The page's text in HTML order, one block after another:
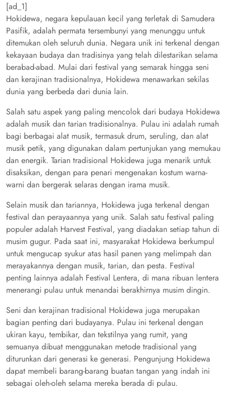
[ad_1]
Hokidewa, negara kepulauan kecil yang terletak di Samudera
Pasifik, adalah permata tersembunyi yang menunggu untuk
ditemukan oleh seluruh dunia. Negara unik ini terkenal dengan
kekayaan budaya dan tradisinya yang telah dilestarikan selama
berabad-abad. Mulai dari festival yang semarak hingga seni
dan kerajinan tradisionalnya, Hokidewa menawarkan sekilas
dunia yang berbeda dari dunia lain.
Salah satu aspek yang paling mencolok dari budaya Hokidewa
adalah musik dan tarian tradisionalnya. Pulau ini adalah rumah
bagi berbagai alat musik, termasuk drum, seruling, dan alat
musik petik, yang digunakan dalam pertunjukan yang memukau
dan energik. Tarian tradisional Hokidewa juga menarik untuk
disaksikan, dengan para penari mengenakan kostum warna-
warni dan bergerak selaras dengan irama musik.
Selain musik dan tariannya, Hokidewa juga terkenal dengan
festival dan perayaannya yang unik. Salah satu festival paling
populer adalah Harvest Festival, yang diadakan setiap tahun di
musim gugur. Pada saat ini, masyarakat Hokidewa berkumpul
untuk mengucap syukur atas hasil panen yang melimpah dan
merayakannya dengan musik, tarian, dan pesta. Festival
penting lainnya adalah Festival Lentera, di mana ribuan lentera
menerangi pulau untuk menandai berakhirnya musim dingin.
Seni dan kerajinan tradisional Hokidewa juga merupakan
bagian penting dari budayanya. Pulau ini terkenal dengan
ukiran kayu, tembikar, dan tekstilnya yang rumit, yang
semuanya dibuat menggunakan metode tradisional yang
diturunkan dari generasi ke generasi. Pengunjung Hokidewa
dapat membeli barang-barang buatan tangan yang indah ini
sebagai oleh-oleh selama mereka berada di pulau.